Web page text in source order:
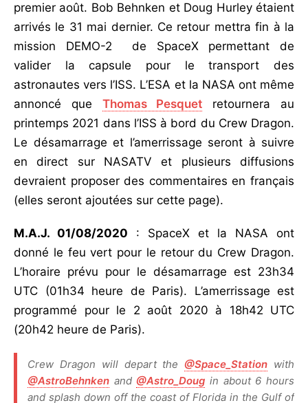
premier août. Bob Behnken et Doug Hurley étaient
arrivés le 31 mai dernier. Ce retour mettra fin à la
mission DEMO-2 de SpaceX permettant de
valider la capsule pour le transport des
astronautes vers l’ISS. L’ESA et la NASA ont même
annoncé que Thomas Pesquet retournera au
printemps 2021 dans l’ISS à bord du Crew Dragon.
Le désamarrage et l’amerrissage seront à suivre
en direct sur NASATV et plusieurs diffusions
devraient proposer des commentaires en français
(elles seront ajoutées sur cette page).
M.A.J. 01/08/2020 : SpaceX et la NASA ont
donné le feu vert pour le retour du Crew Dragon.
L’horaire prévu pour le désamarrage est 23h34
UTC (01h34 heure de Paris). L’amerrissage est
programmé pour le 2 août 2020 à 18h42 UTC
(20h42 heure de Paris).
Crew Dragon will depart the@Space_Station with
@AstroBehnken and@Astro_Doug in about 6 hours
and splash down off the coast of Florida in the Gulf of